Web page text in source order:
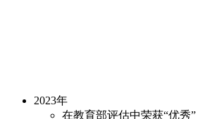
2023年
在教育部评估中荣获“优秀”